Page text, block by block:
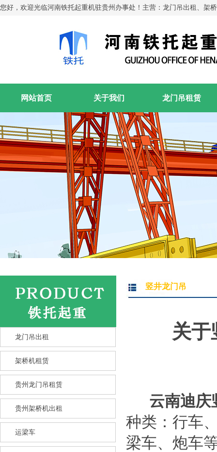
您好，欢迎光临河南铁托起重机驻贵州办事处！主营：龙门吊出租、架
网站首页 关于我们 龙门吊租赁
龙门吊出租
架桥机租赁
贵州龙门吊租赁
贵州架桥机出租
运梁车
竖井龙门吊
关于
云南迪庆
种类：行车
梁车、炮车